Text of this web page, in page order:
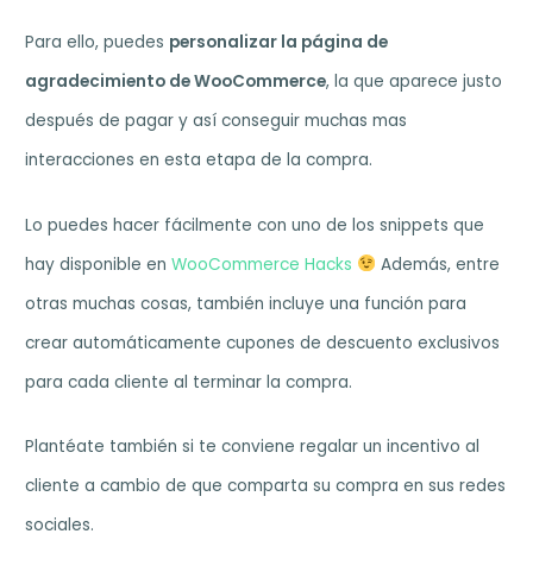
Para ello, puedes personalizar la página de
agradecimiento de WooCommerce, la que aparece justo
después de pagar y así conseguir muchas mas
interacciones en esta etapa de la compra.
Lo puedes hacer fácilmente con uno de los snippets que
hay disponible enWooCommerce Hacks
Además, entre
otras muchas cosas, también incluye una función para
crear automáticamente cupones de descuento exclusivos
para cada cliente al terminar la compra.
Plantéate también si te conviene regalar un incentivo al
cliente a cambio de que comparta su compra en sus redes
sociales.